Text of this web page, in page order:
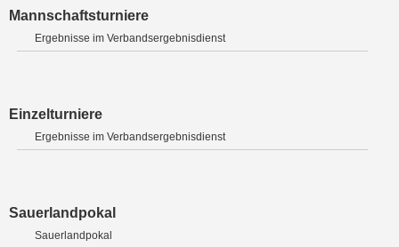
Mannschaftsturniere
Ergebnisse im Verbandsergebnisdienst
Einzelturniere
Ergebnisse im Verbandsergebnisdienst
Sauerlandpokal
Sauerlandpokal